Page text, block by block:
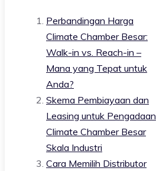
Perbandingan Harga
Climate Chamber Besar:
Walk-in vs. Reach-in –
Mana yang Tepat untuk
Anda?
Skema Pembiayaan dan
Leasing untuk Pengadaan
Climate Chamber Besar
Skala Industri
Cara Memilih Distributor